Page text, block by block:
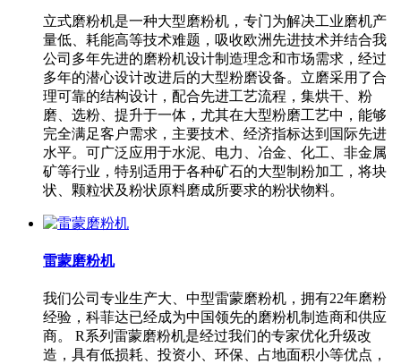
立式磨粉机是一种大型磨粉机，专门为解决工业磨机产
量低、耗能高等技术难题，吸收欧洲先进技术并结合我
公司多年先进的磨粉机设计制造理念和市场需求，经过
多年的潜心设计改进后的大型粉磨设备。立磨采用了合
理可靠的结构设计，配合先进工艺流程，集烘干、粉
磨、选粉、提升于一体，尤其在大型粉磨工艺中，能够
完全满足客户需求，主要技术、经济指标达到国际先进
水平。可广泛应用于水泥、电力、冶金、化工、非金属
矿等行业，特别适用于各种矿石的大型制粉加工，将块
状、颗粒状及粉状原料磨成所要求的粉状物料。
雷蒙磨粉机
我们公司专业生产大、中型雷蒙磨粉机，拥有22年磨粉
经验，科菲达已经成为中国领先的磨粉机制造商和供应
商。 R系列雷蒙磨粉机是经过我们的专家优化升级改
造，具有低损耗、投资小、环保、占地面积小等优点，